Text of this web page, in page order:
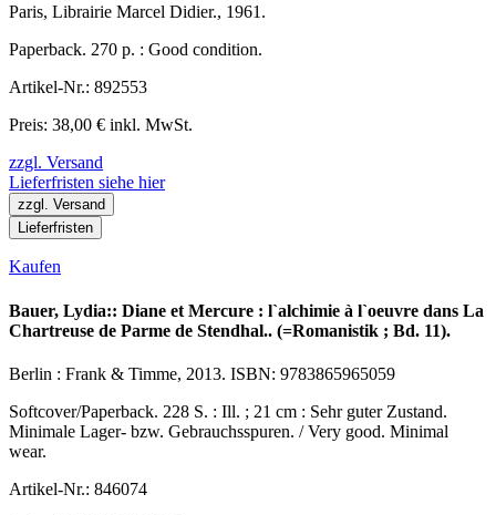
Paris, Librairie Marcel Didier., 1961.
Paperback. 270 p. : Good condition.
Artikel-Nr.: 892553
Preis: 38,00 € inkl. MwSt.
zzgl. Versand
Lieferfristen siehe hier
zzgl. Versand
Lieferfristen
Kaufen
Bauer, Lydia:: Diane et Mercure : l`alchimie à l`oeuvre dans La
Chartreuse de Parme de Stendhal.. (=Romanistik ; Bd. 11).
Berlin : Frank & Timme, 2013. ISBN: 9783865965059
Softcover/Paperback. 228 S. : Ill. ; 21 cm : Sehr guter Zustand.
Minimale Lager- bzw. Gebrauchsspuren. / Very good. Minimal
wear.
Artikel-Nr.: 846074